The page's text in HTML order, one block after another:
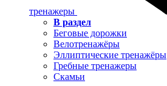
тренажеры
В раздел
Беговые дорожки
Велотренажёры
Эллиптические тренажёры
Гребные тренажеры
Скамьи